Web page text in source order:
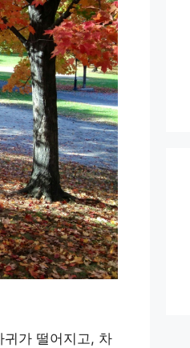
가 떨어지고, 차